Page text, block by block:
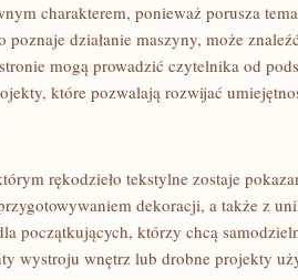
charakterem, ponieważ porusza
poznaje działanie maszyny, może
mogą prowadzić czytelnika od
które pozwalają rozwijać
rękodzieło tekstylne zostaje
dekoracji, a także z
początkujących, którzy chcą
wystroju wnętrz lub drobne projekty